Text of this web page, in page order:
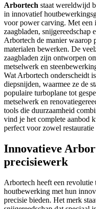
Arbortech staat wereldwijd
in innovatief
voor power carving. Met een
zaagbladen, snijgereedschap
Arbortech de manier waarop
materialen bewerken. De
zaagbladen zijn ontworpen
metselwerk en
Wat Arbortech onderscheidt
diepsnijden, waarmee ze de
populaire turboplane tot
metselwerk en
tools die duurzaamheid
vind je het complete aanbod
perfect voor zowel
Innovatieve
precisiewerk
Arbortech heeft een revolutie
houtbewerking met hun
precisie bieden. Het merk